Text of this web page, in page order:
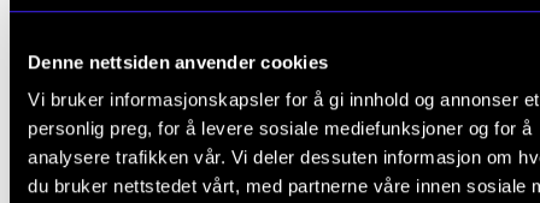
Denne nettsiden anvender cookies
Vi bruker informasjonskapsler for å gi innhold og annonser et
personlig preg, for å levere sosiale mediefunksjoner og for å
analysere trafikken vår. Vi deler dessuten informasjon om
du bruker nettstedet vårt, med partnerne våre innen sosiale
Oppstartsveka: Terry Rileys In C - konsert 2